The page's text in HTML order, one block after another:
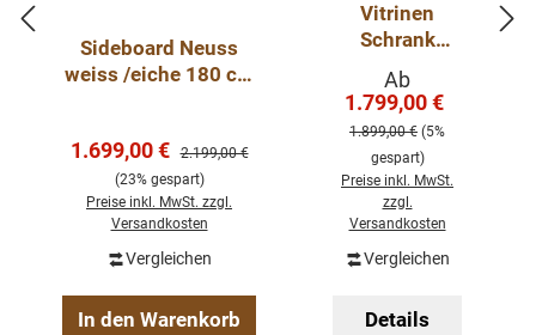
Sideboard Neuss
weiss /eiche 180 cm
Verkaufspreis:
1.699,00 € Regulärer Preis:
2.199,00 €
(23% gespart)
Preise inkl. MwSt. zzgl.
Versandkosten
Vergleichen
In den Warenkorb
Vitrinen
Schrank
Neuss
zementgrauei
che ab 120
cm -
Buffetschran
k Größen &
Varianten
wählbar
Verkaufspreis:
Ab
1.799,00 €
1.899,00 € (5%
gespart)
Preise inkl. MwSt.
zzgl.
Versandkosten
Vergleichen
Details